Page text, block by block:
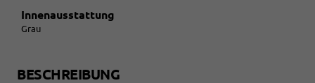
Innenausstattung
Grau
BESCHREIBUNG